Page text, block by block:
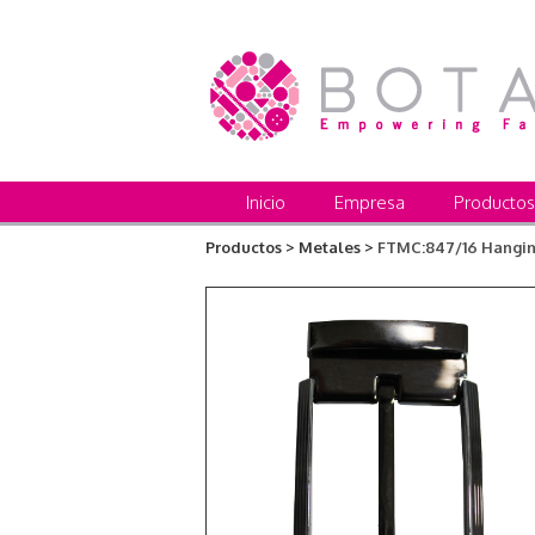
Inicio Empresa Productos
Productos > Metales > FTMC:847/16